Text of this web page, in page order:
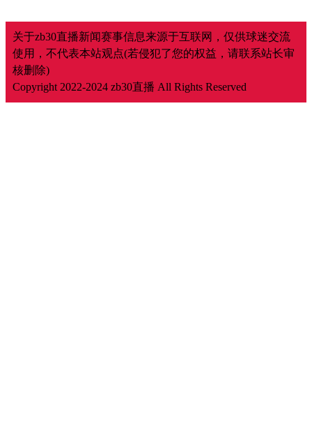
关于zb30直播新闻赛事信息来源于互联网，仅供球迷交流
使用，不代表本站观点(若侵犯了您的权益，请联系站长审
核删除)
Copyright 2022-2024 zb30直播 All Rights Reserved